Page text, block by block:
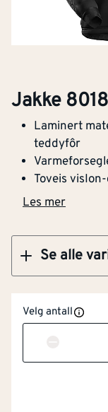
Jakke
Laminert
teddyfôr
Toveis
Les mer
Se alle
Jakke 8018
Klikk
Velg antall
Høy synlighet